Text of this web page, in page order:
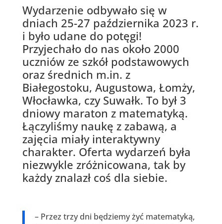
Wydarzenie odbywało się w
dniach 25-27 października 2023 r.
i było udane do potęgi!
Przyjechało do nas około 2000
uczniów ze szkół podstawowych
oraz średnich m.in. z
Białegostoku, Augustowa, Łomży,
Włocławka, czy Suwałk. To był 3
dniowy maraton z matematyką.
Łączyliśmy naukę z zabawą, a
zajęcia miały interaktywny
charakter. Oferta wydarzeń była
niezwykle zróżnicowana, tak by
każdy znalazł coś dla siebie.
– Przez trzy dni będziemy żyć matematyką,